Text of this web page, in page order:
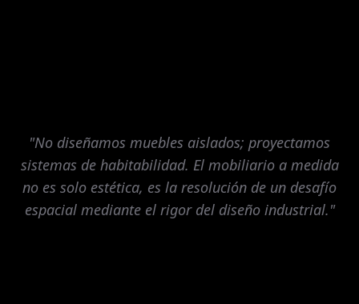
"No diseñamos muebles aislados; proyectamos
sistemas de habitabilidad. El mobiliario a medida
no es solo estética, es la resolución de un desafío
espacial mediante el rigor del diseño industrial."